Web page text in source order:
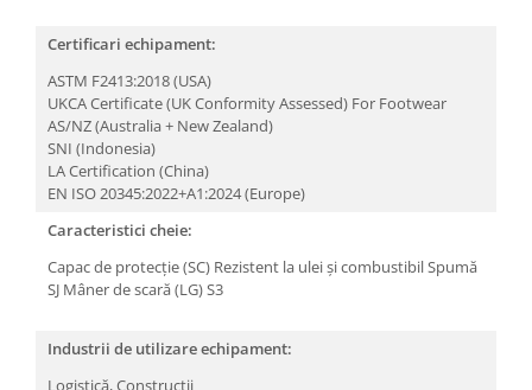
Certificari echipament:
ASTM F2413:2018 (USA)
UKCA Certificate (UK Conformity Assessed) For Footwear
AS/NZ (Australia + New Zealand)
SNI (Indonesia)
LA Certification (China)
EN ISO 20345:2022+A1:2024 (Europe)
Caracteristici cheie:
Capac de protecție (SC) Rezistent la ulei și combustibilSpumă
SJ Mâner de scară (LG)S3
Industrii de utilizare echipament:
Logistică,Construcții